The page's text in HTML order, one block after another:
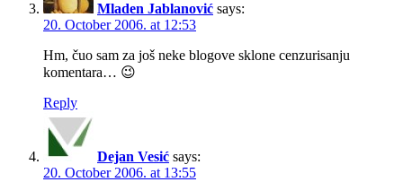
Mladen Jablanović says:
20. October 2006. at 12:53
Hm, čuo sam za još neke blogove sklone cenzurisanju
komentara… 😉
Reply
Dejan Vesić says:
20. October 2006. at 13:55